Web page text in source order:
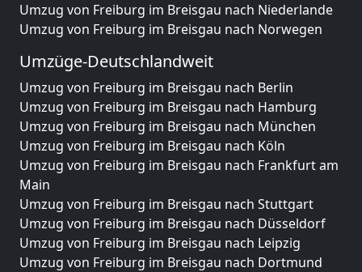
Umzug von Freiburg im Breisgau nach Niederlande
Umzug von Freiburg im Breisgau nach Norwegen
Umzüge-Deutschlandweit
Umzug von Freiburg im Breisgau nach Berlin
Umzug von Freiburg im Breisgau nach Hamburg
Umzug von Freiburg im Breisgau nach München
Umzug von Freiburg im Breisgau nach Köln
Umzug von Freiburg im Breisgau nach Frankfurt am
Main
Umzug von Freiburg im Breisgau nach Stuttgart
Umzug von Freiburg im Breisgau nach Düsseldorf
Umzug von Freiburg im Breisgau nach Leipzig
Umzug von Freiburg im Breisgau nach Dortmund